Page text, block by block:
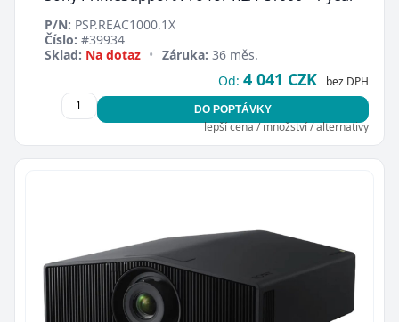
P/N: PSP.REAC1000.1X
Číslo: #39934
Sklad: Na dotaz • Záruka: 36 měs.
Od: 4 041 CZK bez DPH
DO POPTÁVKY
lepší cena / množství / alternativy